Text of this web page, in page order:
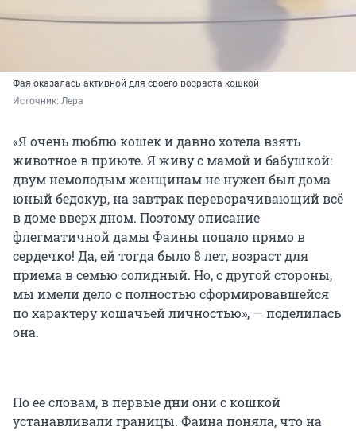
Фая оказалась активной для своего возраста кошкой
Источник: Лера
«Я очень люблю кошек и давно хотела взять
животное в приюте. Я живу с мамой и бабушкой:
двум немолодым женщинам не нужен был дома
юный бедокур, на завтрак переворачивающий всё
в доме вверх дном. Поэтому описание
флегматичной дамы Фаины попало прямо в
сердечко! Да, ей тогда было 8 лет, возраст для
приема в семью солидный. Но, с другой стороны,
мы имели дело с полностью сформировавшейся
по характеру кошачьей личностью», — поделилась
она.
По ее словам, в первые дни они с кошкой
устанавливали границы. Фаина поняла, что на